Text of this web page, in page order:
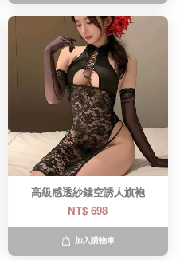
高級感透紗鏤空誘人旗袍
NT$ 698
加入購物車